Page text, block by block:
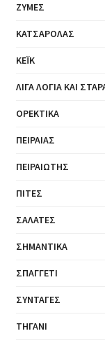
ΖΎΜΕΣ
ΚΑΤΣΑΡΌΛΑΣ
ΚΈΙΚ
ΛΊΓΑ ΛΌΓΙΑ ΚΑΙ
ΟΡΕΚΤΙΚΆ
ΠΕΙΡΑΙΆΣ
ΠΕΙΡΑΙΏΤΗΣ
ΠΊΤΕΣ
ΣΑΛΆΤΕΣ
ΣΗΜΑΝΤΙΚΆ
ΣΠΑΓΓΈΤΙ
ΣΥΝΤΑΓΈΣ
ΤΗΓΆΝΙ